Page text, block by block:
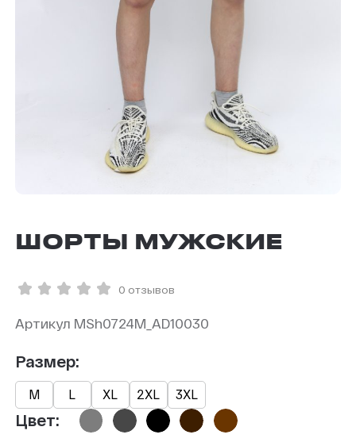
ШОРТЫ МУЖСКИЕ
0 отзывов
Артикул MSh0724M_AD10030
Размер:
М L XL 2XL 3XL
Цвет: